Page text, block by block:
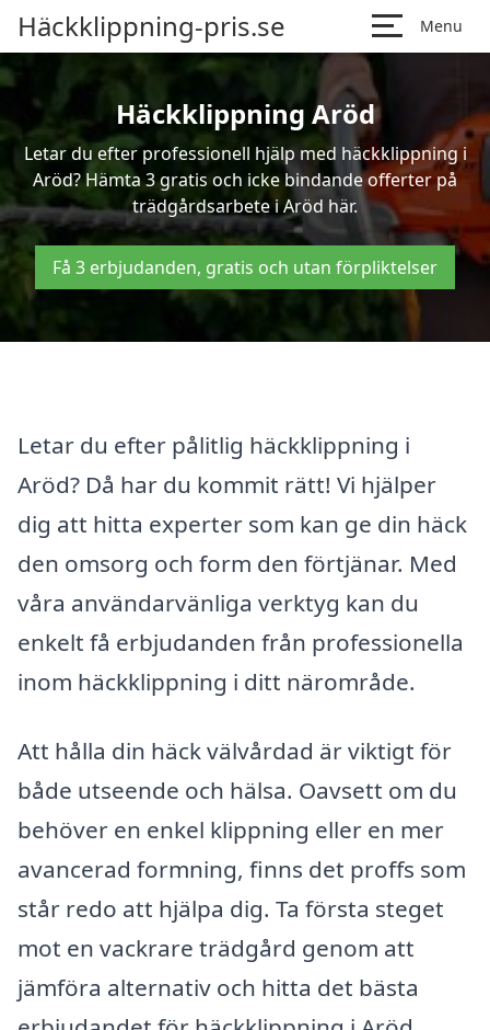
Häckklippning-pris.se Menu
Häckklippning Aröd
Letar du efter professionell hjälp med häckklippning i
Aröd? Hämta 3 gratis och icke bindande offerter på
trädgårdsarbete i Aröd här.
Få 3 erbjudanden, gratis och utan förpliktelser
Letar du efter pålitlig häckklippning i
Aröd? Då har du kommit rätt! Vi hjälper
dig att hitta experter som kan ge din häck
den omsorg och form den förtjänar. Med
våra användarvänliga verktyg kan du
enkelt få erbjudanden från professionella
inom häckklippning i ditt närområde.
Att hålla din häck välvårdad är viktigt för
både utseende och hälsa. Oavsett om du
behöver en enkel klippning eller en mer
avancerad formning, finns det proffs som
står redo att hjälpa dig. Ta första steget
mot en vackrare trädgård genom att
jämföra alternativ och hitta det bästa